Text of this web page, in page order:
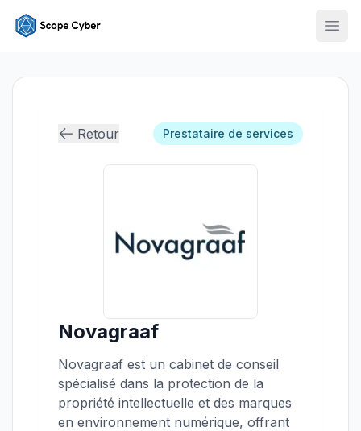
Retour Prestataire de services
Novagraaf
Novagraaf est un cabinet de conseil
spécialisé dans la protection de la
propriété intellectuelle et des marques
en environnement numérique, offrant